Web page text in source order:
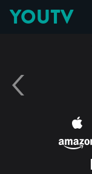
YOUTV